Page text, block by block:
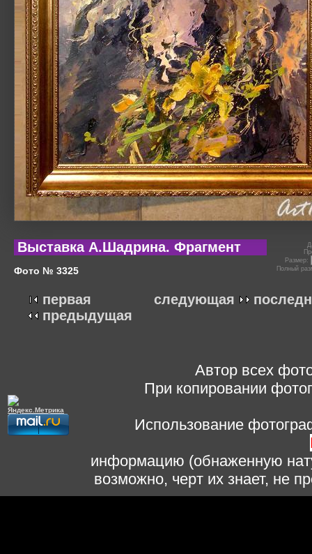
Выставка А.Шадрина. Фрагмент
Фото № 3325
Размер:
Полный
следующая
первая
предыдущая
Автор всех
При копировании
Использование
информацию (обнаженную
возможно, черт их знает, не